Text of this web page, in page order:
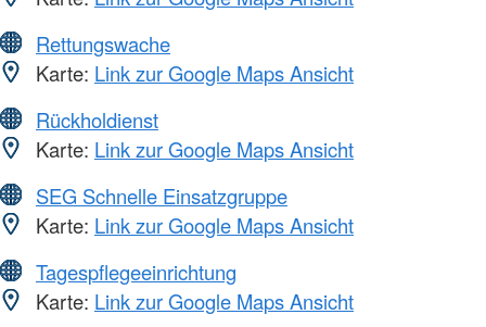
Rettungswache
Karte: Link zur Google Maps Ansicht
Rückholdienst
Karte: Link zur Google Maps Ansicht
SEG Schnelle Einsatzgruppe
Karte: Link zur Google Maps Ansicht
Tagespflegeeinrichtung
Karte: Link zur Google Maps Ansicht